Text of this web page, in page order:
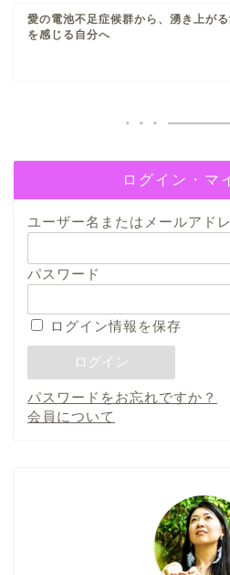
愛の電池不足症候群から、湧き上が
を感じる自分へ
ログイン・マ
ユーザー名またはメールアド
パスワード
ログイン情報を保存
パスワードをお忘れですか？
会員について